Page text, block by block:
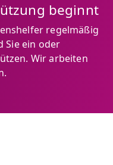
beginnt
regelmäßig
Sie ein oder
Wir arbeiten